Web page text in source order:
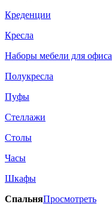
Креденции
Кресла
Наборы мебели для офиса
Полукресла
Пуфы
Стеллажи
Столы
Часы
Шкафы
СпальняПросмотреть